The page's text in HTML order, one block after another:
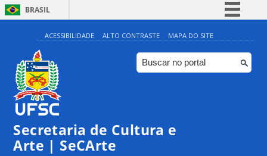
BRASIL
Simplifique!
Comunica BR
Participe
ACESSIBILIDADE ALTO CONTRASTE MAPA DO SITE
Secretaria de Cultura e
Arte | SeCArte